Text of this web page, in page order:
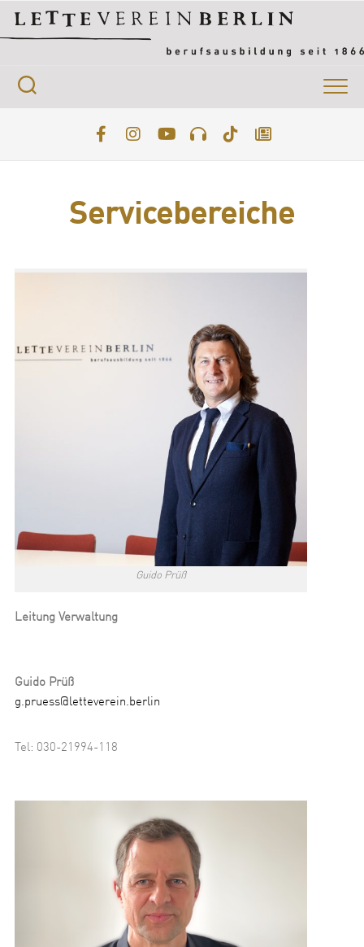
Servicebereiche
Guido Prüß
Leitung Verwaltung
Guido Prüß
g.pruess@letteverein.berlin
Tel: 030-21994-118